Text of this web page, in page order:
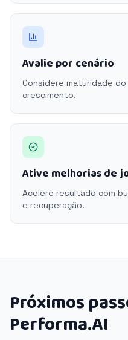
Avalie por cenário
Considere maturidade
crescimento.
Ative melhorias de
Acelere resultado com
e recuperação.
Próximos
Performa.AI